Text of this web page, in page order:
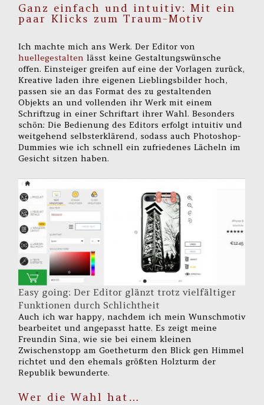
Ganz einfach und intuitiv: Mit ein
paar Klicks zum Traum-Motiv
Ich machte mich ans Werk. Der Editor von
huellegestaltenlässt keine Gestaltungswünsche
offen. Einsteiger greifen auf eine der Vorlagen zurück,
Kreative laden ihre eigenen Lieblingsbilder hoch,
passen sie an das Format des zu gestaltenden
Objekts an und vollenden ihr Werk mit einem
Schriftzug in einer Schriftart ihrer Wahl. Besonders
schön: Die Bedienung des Editors erfolgt intuitiv und
weitgehend selbsterklärend, sodass auch Photoshop-
Dummies wie ich schnell ein zufriedenes Lächeln im
Gesicht sitzen haben.
Easy going: Der Editor glänzt trotz vielfältiger
Funktionen durch Schlichtheit
Auch ich war happy, nachdem ich mein Wunschmotiv
bearbeitet und angepasst hatte. Es zeigt meine
Freundin Sina, wie sie bei einem kleinen
Zwischenstopp am Goetheturm den Blick gen Himmel
richtet und den ehemals größten Holzturm der
Republik bewunderte.
Wer die Wahl hat…